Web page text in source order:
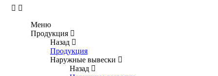
Меню
Продукция
Назад
Продукция
Наружные вывески
Назад